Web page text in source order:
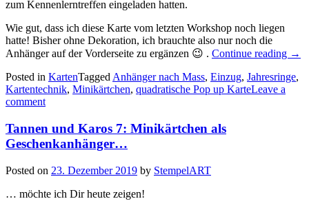
zum Kennenlerntreffen eingeladen hatten.
Wie gut, dass ich diese Karte vom letzten Workshop noch liegen
hatte! Bisher ohne Dekoration, ich brauchte also nur noch die
Anhänger auf der Vorderseite zu ergänzen 😉 . Continue reading
Pop
→
Posted in KartenTagged Anhänger nach Mass, Einzug, Jahresringe,
Kartentechnik, Minikärtchen, quadratische Pop up KarteLeave a
comment
Tannen und Karos 7: Minikärtchen als
Geschenkanhänger…
Posted on 23. Dezember 2019 by StempelART
… möchte ich Dir heute zeigen!